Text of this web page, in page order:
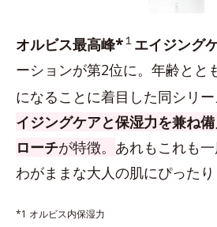
オルビス最高峰*１ エイジング
ーションが第2位に。年齢とと
になることに着目した同シリー
イジングケアと保湿力を兼ね
ローチが特徴。 あれもこれも一
わがままな大人の肌にぴったり
*1 オルビス内保湿力